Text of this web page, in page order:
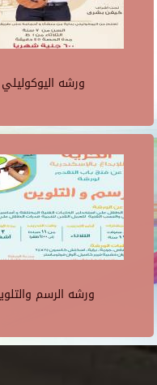
ورشه اليوكوليلي
ورشه الرسم